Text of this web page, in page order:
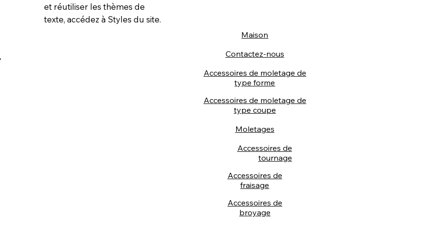
et réutiliser les thèmes de
texte, accédez à Styles du site.
Maison
Contactez-nous
Accessoires de moletage de
type forme
Accessoires de moletage de
type coupe
Moletages
Accessoires de
tournage
Accessoires de
fraisage
Accessoires de
broyage